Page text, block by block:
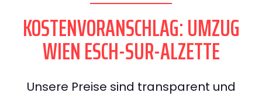
KOSTENVORANSCHLAG: UMZUG
WIEN ESCH-SUR-ALZETTE
Unsere Preise sind transparent und